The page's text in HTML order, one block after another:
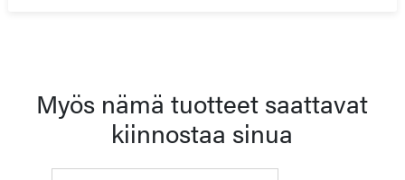
Myös nämä tuotteet saattavat
kiinnostaa sinua